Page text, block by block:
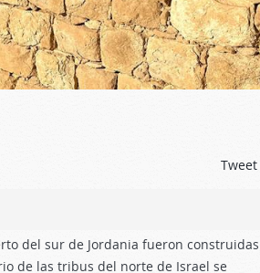
Tweet
del sur de Jordania fueron construidas
de las tribus del norte de Israel se